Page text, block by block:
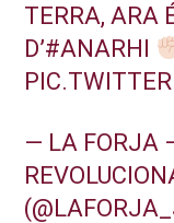
TERRA, ARA
D’#ANARHI
— LA FORJA